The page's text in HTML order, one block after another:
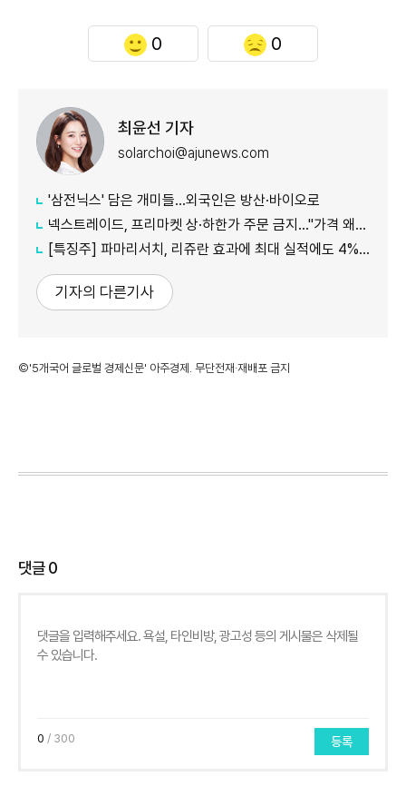
0 0
최윤선 기자
solarchoi@ajunews.com
'삼전닉스' 담은 개미들…외국인은 방산·바이오로
넥스트레이드, 프리마켓 상·하한가 주문 금지…"가격 왜곡 방지"
[특징주] 파마리서치, 리쥬란 효과에 최대 실적에도 4%대 약세
기자의 다른기사
©'5개국어 글로벌 경제신문' 아주경제. 무단전재·재배포 금지
댓글0
0 / 300 등록